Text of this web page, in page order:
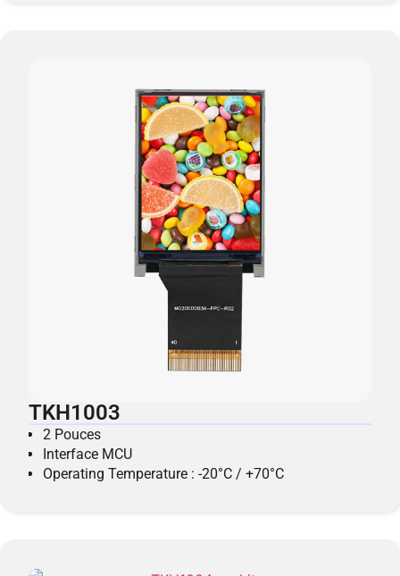
TKH1003
2 Pouces
Interface MCU
Operating Temperature : -20°C / +70°C